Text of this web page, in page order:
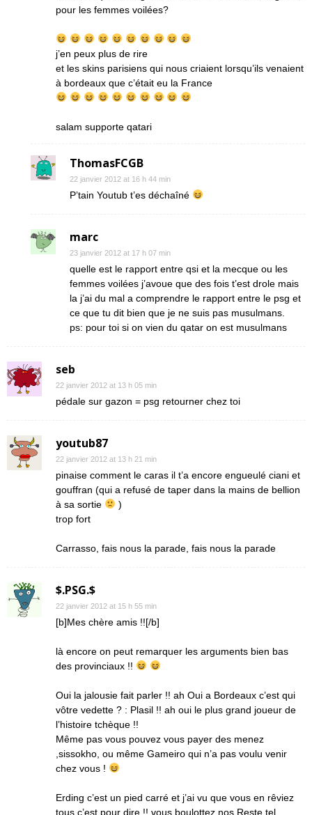
pour les femmes voilées?
j’en peux plus de rire
et les skins parisiens qui nous criaient lorsqu’ils venaient
à bordeaux que c’était eu la France
salam supporte qatari
ThomasFCGB
22 janvier 2012 at 16 h 44 min
P’tain Youtub t’es déchaîné
marc
23 janvier 2012 at 17 h 07 min
quelle est le rapport entre qsi et la mecque ou les
femmes voilées j’avoue que des fois t’est drole mais
la j’ai du mal a comprendre le rapport entre le psg et
ce que tu dit bien que je ne suis pas musulmans.
ps: pour toi si on vien du qatar on est musulmans
seb
22 janvier 2012 at 13 h 05 min
pédale sur gazon = psg retourner chez toi
youtub87
22 janvier 2012 at 13 h 21 min
pinaise comment le caras il t’a encore engueulé ciani et
gouffran (qui a refusé de taper dans la mains de bellion
à sa sortie
)
trop fort
Carrasso, fais nous la parade, fais nous la parade
$.PSG.$
22 janvier 2012 at 15 h 55 min
[b]Mes chère amis !![/b]
là encore on peut remarquer les arguments bien bas
des provinciaux !!
Oui la jalousie fait parler !! ah Oui a Bordeaux c’est qui
vôtre vedette ? : Plasil !! ah oui le plus grand joueur de
l’histoire tchèque !!
Même pas vous pouvez vous payer des menez
,sissokho, ou même Gameiro qui n’a pas voulu venir
chez vous !
Erding c’est un pied carré et j’ai vu que vous en rêviez
tous c’est pour dire !! vous boulottez nos Reste tel